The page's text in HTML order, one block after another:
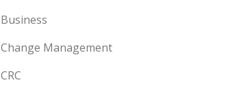
Business
Change Management
CRC